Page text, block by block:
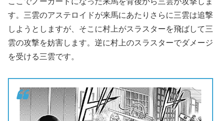
す。三雲のアステロイドが来馬にあたりさらに三雲は追撃
しようとしますが、そこに村上がスラスターを飛ばして三
雲の攻撃を妨害します。逆に村上のスラスターでダメージ
を受ける三雲です。